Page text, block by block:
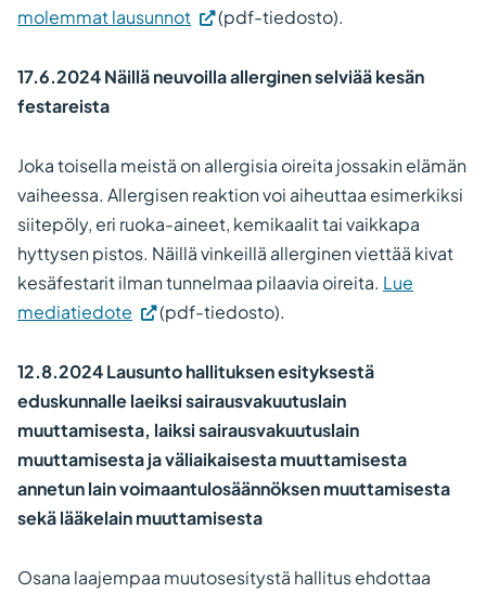
molemmat lausunnot
(pdf-tiedosto).
17.6.2024 Näillä neuvoilla allerginen selviää kesän
festareista
Joka toisella meistä on allergisia oireita jossakin elämän
vaiheessa. Allergisen reaktion voi aiheuttaa esimerkiksi
siitepöly, eri ruoka-aineet, kemikaalit tai vaikkapa
hyttysen pistos. Näillä vinkeillä allerginen viettää kivat
kesäfestarit ilman tunnelmaa pilaavia oireita. Lue
mediatiedote
(pdf-tiedosto).
12.8.2024 Lausunto hallituksen esityksestä
eduskunnalle laeiksi sairausvakuutuslain
muuttamisesta, laiksi sairausvakuutuslain
muuttamisesta ja väliaikaisesta muuttamisesta
annetun lain voimaantulosäännöksen muuttamisesta
sekä lääkelain muuttamisesta
Osana laajempaa muutosesitystä hallitus ehdottaa